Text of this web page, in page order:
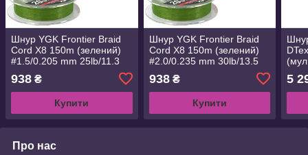
Шнур YGK Frontier Braid
Cord X8 150m (зелений)
#1.5/0.205 mm 25lb/11.3
kg (5545.02.98 D745-#1.5)
938 ₴
Купити
Шнур YGK Frontier Braid
Cord X8 150m (зелений)
#2.0/0.235 mm 30lb/13.5
kg (5545.02.99 D745-#2.0)
938₴
Купити
5
Про нас